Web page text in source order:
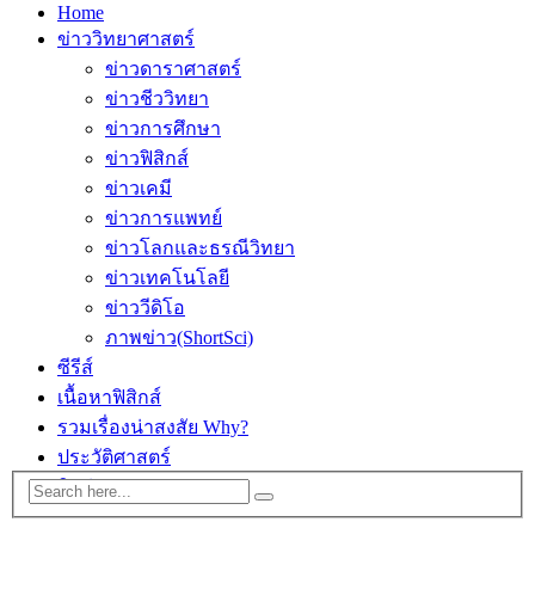
Home
ข่าววิทยาศาสตร์
ข่าวดาราศาสตร์
ข่าวชีววิทยา
ข่าวการศึกษา
ข่าวฟิสิกส์
ข่าวเคมี
ข่าวการแพทย์
ข่าวโลกและธรณีวิทยา
ข่าวเทคโนโลยี
ข่าววีดิโอ
ภาพข่าว(ShortSci)
ซีรีส์
เนื้อหาฟิสิกส์
รวมเรื่องน่าสงสัย Why?
ประวัติศาสตร์
ติดต่อ